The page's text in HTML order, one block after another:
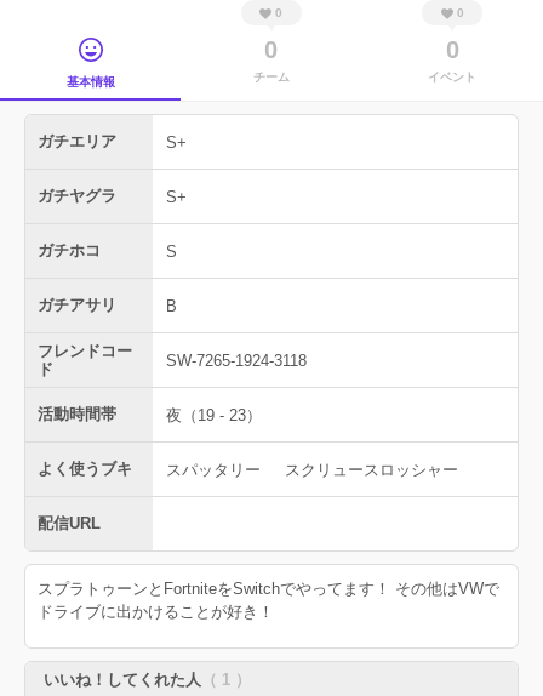
基本情報
0
0
チーム
0
0
イベント
ガチエリア S+
ガチヤグラ S+
ガチホコ S
ガチアサリ B
フレンドコー
ド
SW-7265-1924-3118
活動時間帯 夜（19 - 23）
よく使うブキ スパッタリー スクリュースロッシャー
配信URL
スプラトゥーンとFortniteをSwitchでやってます！ その他はVWで
ドライブに出かけることが好き！
いいね！してくれた人 （ 1 ）